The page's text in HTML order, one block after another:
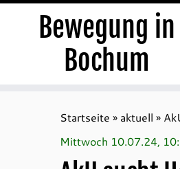
Bewegung in
Bochum
Startseite » aktuell »
Mittwoch 10.07.24,